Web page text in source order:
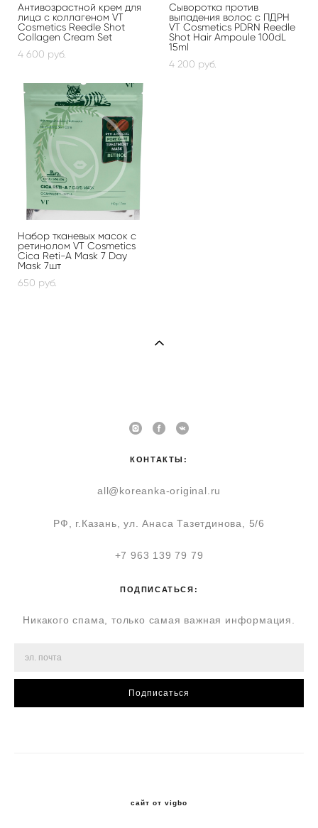
Антивозрастной крем для
лица с коллагеном VT
Cosmetics Reedle Shot
Collagen Cream Set
4 600 pуб.
Сыворотка против
выпадения волос с ПДРН
VT Cosmetics PDRN Reedle
Shot Hair Ampoule 100dL
15ml
4 200 pуб.
Набор тканевых масок с
ретинолом VT Cosmetics
Cica Reti-A Mask 7 Day
Mask 7шт
650 pуб.
КОНТАКТЫ:
all@koreanka-original.ru
РФ, г.Казань, ул. Анаса Тазетдинова, 5/6
+7 963 139 79 79
ПОДПИСАТЬСЯ:
Никакого спама, только самая важная информация.
Подписаться
сайт от vigbo